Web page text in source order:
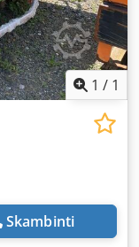
1 / 1
Skambinti